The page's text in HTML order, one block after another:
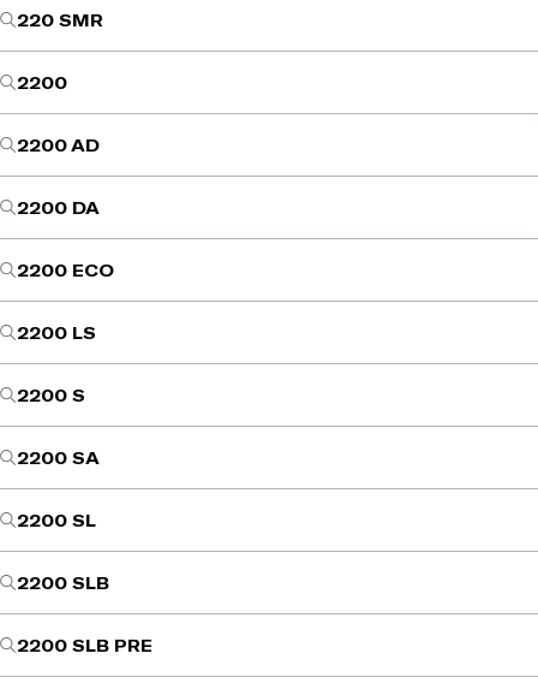
220 SMR
2200
2200 AD
2200 DA
2200 ECO
2200 LS
2200 S
2200 SA
2200 SL
2200 SLB
2200 SLB PRE